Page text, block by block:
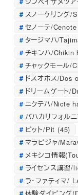
スノーケリング/
セノーテ/Cenote
タージマハ/
チキンハ/Chikin
チャックモール/
ドスオホス/Dos
ドリームゲート/
ニクテハ/Nicte
バハカリフォル
ピット/Pit (45)
マラビジャ/
メキシコ情報
ライセンス講習
ラ・ファティマ/